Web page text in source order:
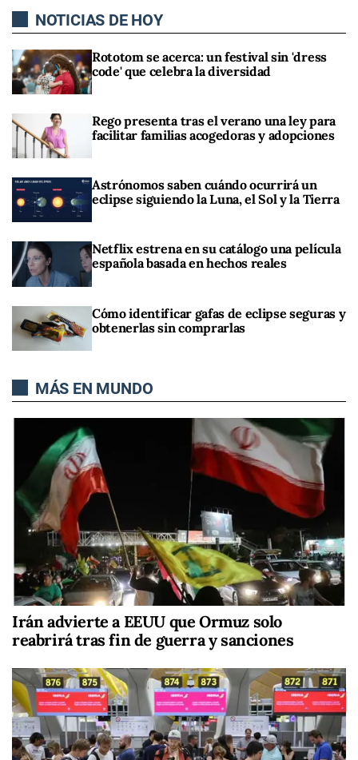
NOTICIAS DE HOY
Rototom se acerca: un festival sin 'dress
code' que celebra la diversidad
Rego presenta tras el verano una ley para
facilitar familias acogedoras y adopciones
Astrónomos saben cuándo ocurrirá un
eclipse siguiendo la Luna, el Sol y la Tierra
Netflix estrena en su catálogo una película
española basada en hechos reales
Cómo identificar gafas de eclipse seguras y
obtenerlas sin comprarlas
MÁS EN MUNDO
Irán advierte a EEUU que Ormuz solo
reabrirá tras fin de guerra y sanciones